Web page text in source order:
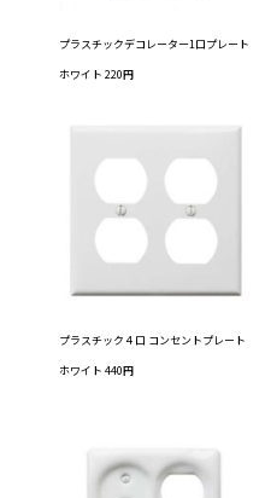
プラスチックデコレーター1口プレート
ホワイト 220円
プラスチック４口 コンセントプレート
ホワイト 440円